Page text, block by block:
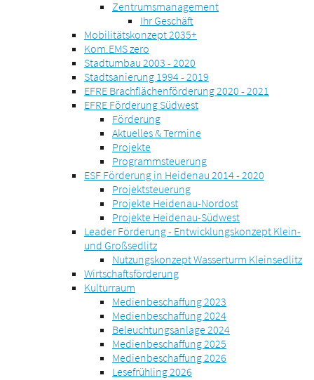
Zentrumsmanagement
Ihr Geschäft
Mobilitätskonzept 2035+
Kom.EMS zero
Stadtumbau 2003 - 2020
Stadtsanierung 1994 - 2019
EFRE Brachflächenförderung 2020 - 2021
EFRE Förderung Südwest
Förderung
Aktuelles & Termine
Projekte
Programmsteuerung
ESF Förderung in Heidenau 2014 - 2020
Projektsteuerung
Projekte Heidenau-Nordost
Projekte Heidenau-Südwest
Leader Förderung - Entwicklungskonzept Klein-
und Großsedlitz
Nutzungskonzept Wasserturm Kleinsedlitz
Wirtschaftsförderung
Kulturraum
Medienbeschaffung 2023
Medienbeschaffung 2024
Beleuchtungsanlage 2024
Medienbeschaffung 2025
Medienbeschaffung 2026
Lesefrühling 2026